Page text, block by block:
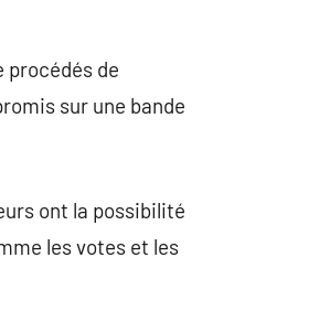
procédés de
sur une bande
ont la possibilité
les votes et les